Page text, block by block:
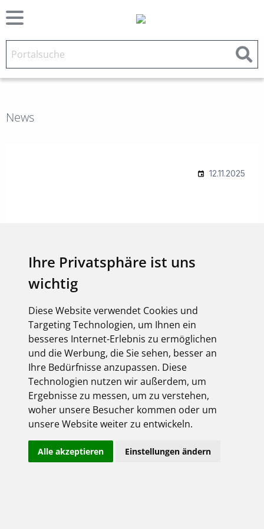
Ihre Privatsphäre ist uns
wichtig
Diese Website verwendet Cookies und
Targeting Technologien, um Ihnen ein
besseres Internet-Erlebnis zu ermöglichen
und die Werbung, die Sie sehen, besser an
Ihre Bedürfnisse anzupassen. Diese
Technologien nutzen wir außerdem, um
Ergebnisse zu messen, um zu verstehen,
woher unsere Besucher kommen oder um
unsere Website weiter zu entwickeln.
Alle akzeptieren Einstellungen ändern
News